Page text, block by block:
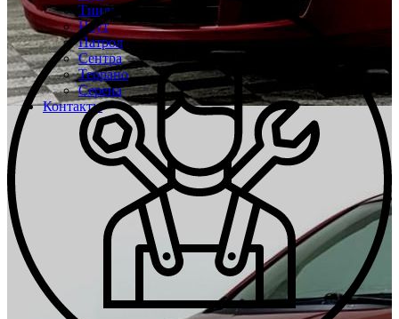
Тиида
Ноут
Патрол
Сентра
Террано
Серена
Контакты